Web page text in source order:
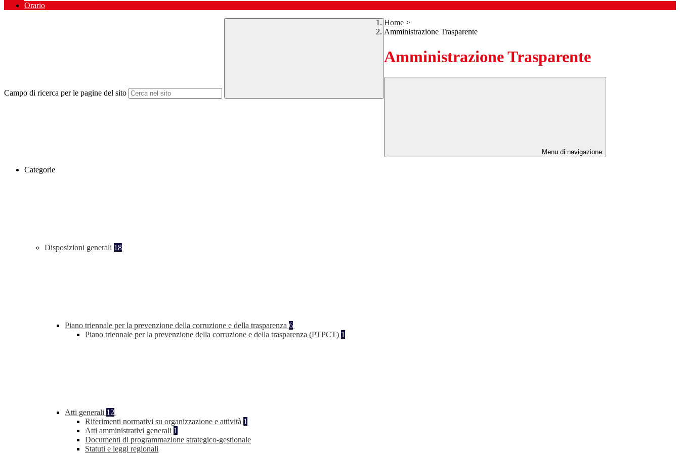
Orario
Campo di ricerca per le pagine del sito
Home >
Amministrazione Trasparente
Amministrazione Trasparente
Menu di navigazione
Categorie
Disposizioni generali 18
Piano triennale per la prevenzione della corruzione e della trasparenza 6
Piano triennale per la prevenzione della corruzione e della trasparenza (PTPCT) 1
Atti generali 12
Riferimenti normativi su organizzazione e attività 1
Atti amministrativi generali 1
Documenti di programmazione strategico-gestionale
Statuti e leggi regionali